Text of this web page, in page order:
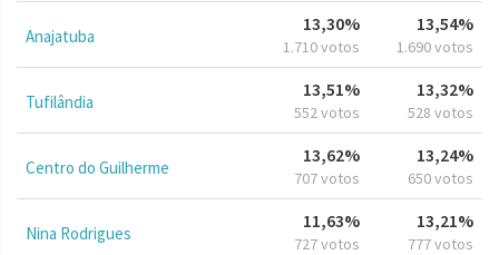
Anajatuba
13,30%
1.710 votos
13,54%
1.690 votos
Tufilândia
13,51%
552 votos
13,32%
528 votos
Centro do Guilherme
13,62%
707 votos
13,24%
650 votos
Nina Rodrigues
11,63%
727 votos
13,21%
777 votos